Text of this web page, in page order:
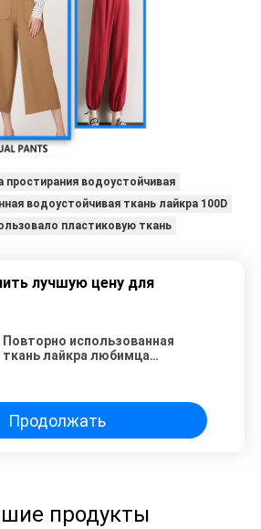
водоустойчивая
водоустойчивая ткань лайкра 100D
пластиковую ткань
лучшую цену для
Повторно использованная
ткань лайкра любимца
Продолжать
продукты